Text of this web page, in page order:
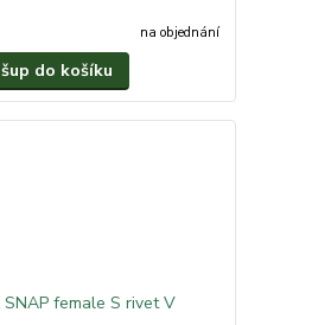
na objednání
šup do košíku